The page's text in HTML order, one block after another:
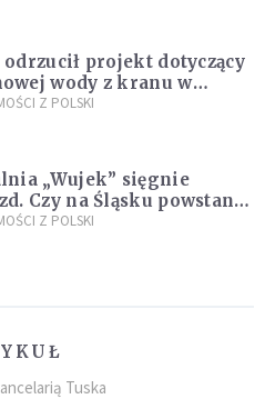
odrzucił projekt dotyczący
wody z kranu w
Z POLSKI
„Wujek” sięgnie
Czy na Śląsku powstanie
Krzemowa”?
Z POLSKI
Tuska